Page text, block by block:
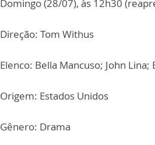
Domingo (28/07), às 12h30
Direção: Tom Withus
Elenco: Bella Mancuso; John Lina;
Origem: Estados Unidos
Gênero: Drama